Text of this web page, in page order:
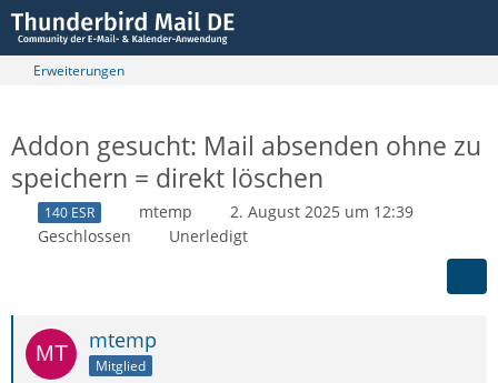
Erweiterungen
Addon gesucht: Mail absenden ohne zu
speichern = direkt löschen
140 ESR mtemp
2. August 2025 um 12:39
Geschlossen
Unerledigt
mtemp
Mitglied